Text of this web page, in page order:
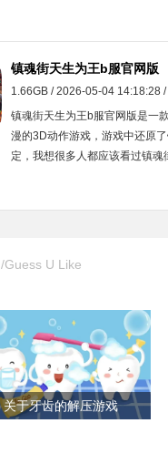
分畅爽的游戏乐趣，让你能够获
镇魂街天生为王b服官网版
1.66GB / 2026-05-04 14:18:28
镇魂街天生为王b服官网版是一
漫的3D动作游戏，游戏中还原
定，我想很多人都应该看过镇魂
家可以操控镇魂街里面比较出
/Guess U Like
关于牙齿的解压游戏